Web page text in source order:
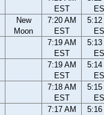
EST
New
Moon
7:20 AM
EST
5:12
7:19 AM
EST
5:13
7:19 AM
EST
5:14
7:18 AM
EST
5:15
7:17 AM
5:16